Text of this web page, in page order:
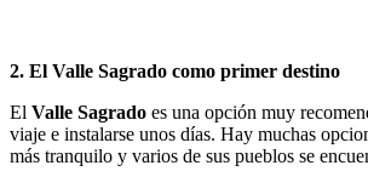
2. El Valle Sagrado como primer destino
El Valle Sagrado es una opción muy
viaje e instalarse unos días. Hay muchas
más tranquilo y varios de sus pueblos se